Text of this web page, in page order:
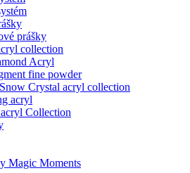
prášky
collection
Acryl
fine powder
Crystal acryl collection
acryl
Collection
Magic Moments